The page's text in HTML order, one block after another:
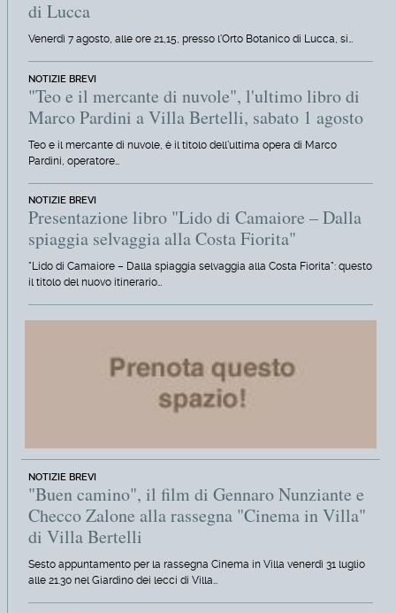
di Lucca
Venerdì 7 agosto, alle ore 21,15, presso l'Orto Botanico di Lucca, si…
NOTIZIE BREVI
"Teo e il mercante di nuvole", l'ultimo libro di
Marco Pardini a Villa Bertelli, sabato 1 agosto
Teo e il mercante di nuvole, è il titolo dell'ultima opera di Marco
Pardini, operatore…
NOTIZIE BREVI
Presentazione libro "Lido di Camaiore – Dalla
spiaggia selvaggia alla Costa Fiorita"
"Lido di Camaiore – Dalla spiaggia selvaggia alla Costa Fiorita": questo
il titolo del nuovo itinerario…
NOTIZIE BREVI
"Buen camino", il film di Gennaro Nunziante e
Checco Zalone alla rassegna "Cinema in Villa"
di Villa Bertelli
Sesto appuntamento per la rassegna Cinema in Villa venerdì 31 luglio
alle 21.30 nel Giardino dei lecci di Villa…